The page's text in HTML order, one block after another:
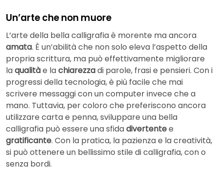
Un’arte che non muore
L’arte della bella calligrafia è morente ma ancora
amata. È un’abilità che non solo eleva l’aspetto della
propria scrittura, ma può effettivamente migliorare
laqualitàe lachiarezzadi parole, frasi e pensieri. Con i
progressi della tecnologia, è più facile che mai
scrivere messaggi con un computer invece che a
mano. Tuttavia, per coloro che preferiscono ancora
utilizzare carta e penna, sviluppare una bella
calligrafia può essere una sfidadivertentee
gratificante. Con la pratica, la pazienza e la creatività,
si può ottenere un bellissimo stile di calligrafia, con o
senza bordi.